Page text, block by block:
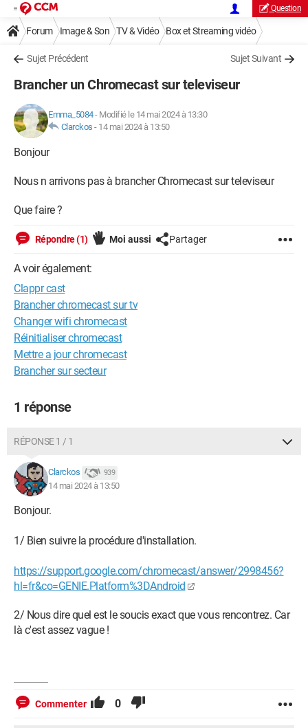
Question
Forum Image & Son TV & Vidéo Box et Streaming vidéo
Sujet Précédent Sujet Suivant
Brancher un Chromecast sur televiseur
Emma_5084- Modifié le 14 mai 2024 à 13:30
Clarckos - 14 mai 2024 à 13:50
Bonjour
Nous n arrivons pas à brancher Chromecast sur televiseur
Que faire ?
Répondre (1) Moi aussi Partager
A voir également:
Clappr cast
Brancher chromecast sur tv
Changer wifi chromecast
Réinitialiser chromecast
Mettre a jour chromecast
Brancher sur secteur
1 réponse
RÉPONSE 1 / 1
Clarckos 939
14 mai 2024 à 13:50
Bonjour.
1/ Bien suivre la procédure d'installation.
https://support.google.com/chromecast/answer/2998456?
hl=fr&co=GENIE.Platform%3DAndroid
2/ Nous dire quel est le soucis exact que vous rencontrez. Car
là c'est assez vague !
Commenter 0